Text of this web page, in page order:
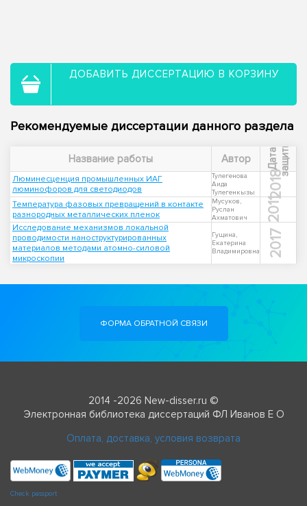
ДОБАВИТЬ ДИССЕРТАЦИЮ В КОРЗИНУ
Рекомендуемые диссертации данного раздела
Название работы Автор Д
а
т
а
з
а
щ
и
т ы
Люминесценция промышленных ИАГ
люминофоров для светодиодов
Тулегенова
Аида
Тулегенкызы
2018
Температура фазовых превращений в контакте
разнородных металлических пленок
Мусуков,
Руслан
Ахматович
2011
Исследование механизмов локальной
проводимости наноструктурированных
материалов методами атомно-силовой
микроскопии
Гущина,
Екатерина
Владимировна
2017
ФОРМА ОБРАТНОЙ СВЯЗИ
2014 -2026 New-disser.ru ©
Электронная библиотека диссертаций ФЛ Иванов Е О
Оплата, доставка, условия возврата
Check passport